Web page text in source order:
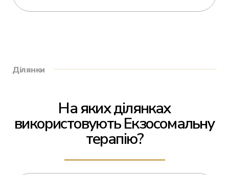
Ділянки
На яких ділянках
використовують Екзосомальну
терапію?